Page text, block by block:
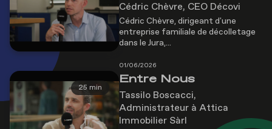
Cédric Chèvre, CEO Décovi
Cédric Chèvre, dirigeant d'une
entreprise familiale de décolletage
dans le Jura,...
25 min
01/06/2026
Entre Nous
Tassilo Boscacci,
Administrateur à Attica
Immobilier Sàrl